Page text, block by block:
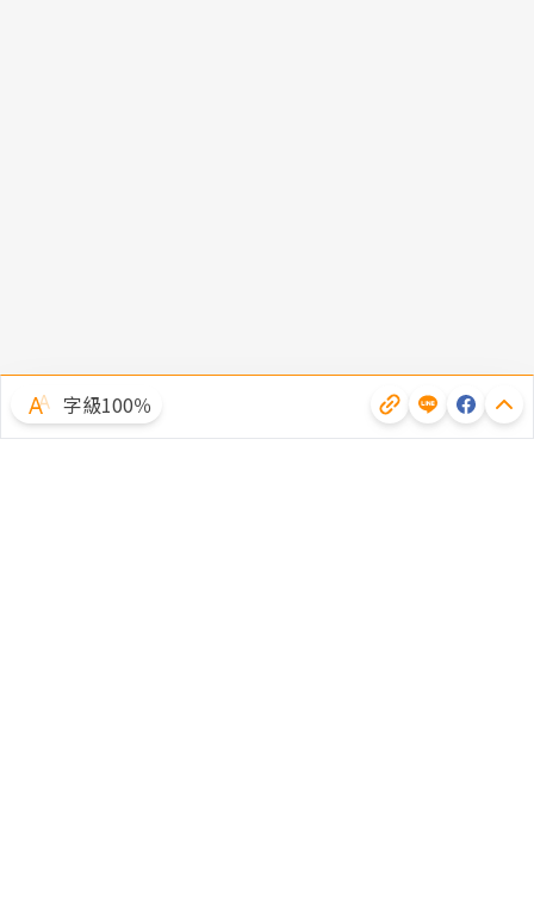
字級100％